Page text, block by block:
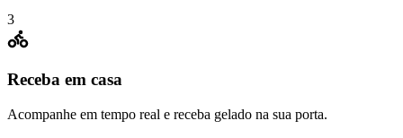
3
Receba em casa
Acompanhe em tempo real e receba gelado na sua porta.